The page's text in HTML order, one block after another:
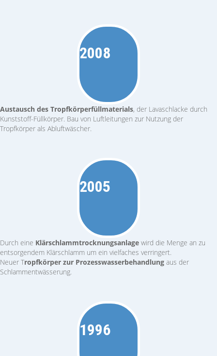
2008
Austausch des Tropfkörper­füllmaterials, der Lavaschlacke durch
Kunststoff-Füllkörper. Bau von Luftleitungen zur Nutzung der
Tropfkörper als Abluftwäscher.
2005
Durch eine Klärschlamm­trocknungs­anlage wird die Menge an zu
entsorgendem Klärschlamm um ein vielfaches verringert.
Neuer Tropfkörper zur Prozess­wasserbehandlung aus der
Schlammentwässerung.
1996